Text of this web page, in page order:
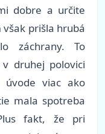
dobre a určite
prišla hrubá
záchrany. To
druhej polovici
viac ako
mala spotreba
fakt, že pri